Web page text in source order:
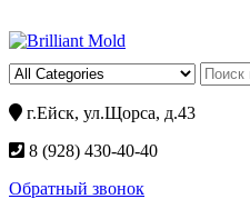
г.Ейск, ул.Щорса, д.43
8 (928) 430-40-40
Обратный звонок